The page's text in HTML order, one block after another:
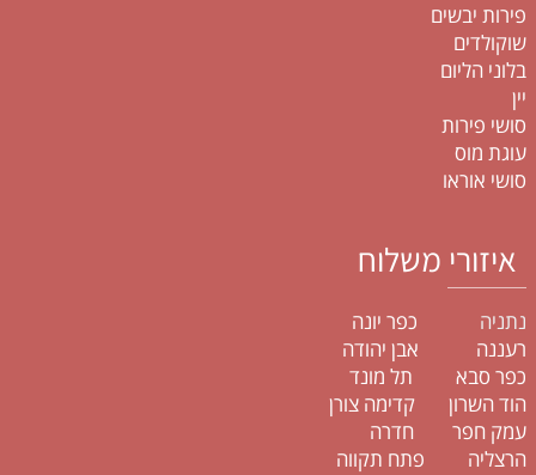
פירות יבשים
שוקולדים
בלוני הליום
יין
סושי פירות
עוגת מוס
סושי אוראו
איזורי משלוח
נתניה כפר יונה
רעננה אבן יהודה
כפר סבא תל מונד
הוד השרון קדימה צורן
עמק חפר חדרה
הרצליה פתח תקווה